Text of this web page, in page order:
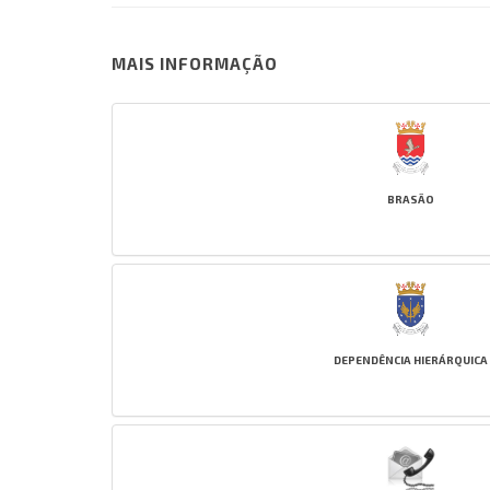
MAIS INFORMAÇÃO
BRASÃO
DEPENDÊNCIA HIERÁRQUICA